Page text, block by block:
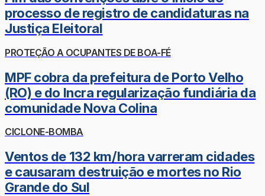
processo de registro de candidaturas na
Justiça Eleitoral
PROTEÇÃO A OCUPANTES DE BOA-FÉ
MPF cobra da prefeitura de Porto Velho
(RO) e do Incra regularização fundiária da
comunidade Nova Colina
CICLONE-BOMBA
Ventos de 132 km/hora varreram cidades
e causaram destruição e mortes no Rio
Grande do Sul